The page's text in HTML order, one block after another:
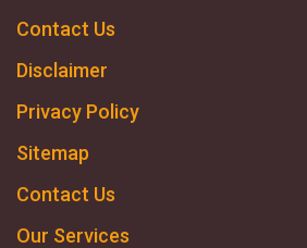
Contact Us
Disclaimer
Privacy Policy
Sitemap
Contact Us
Our Services